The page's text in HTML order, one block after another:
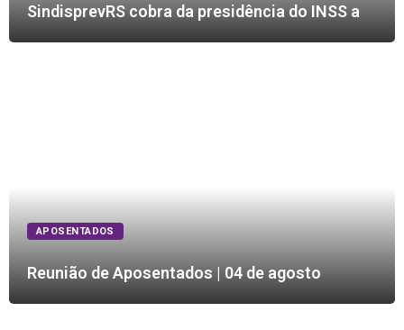
SindisprevRS cobra da presidência do INSS a
APOSENTADOS
Reunião de Aposentados | 04 de agosto